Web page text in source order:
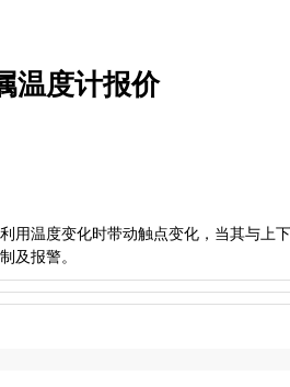
温度计报价
用温度变化时带动触点变化，当其与上
及报警。